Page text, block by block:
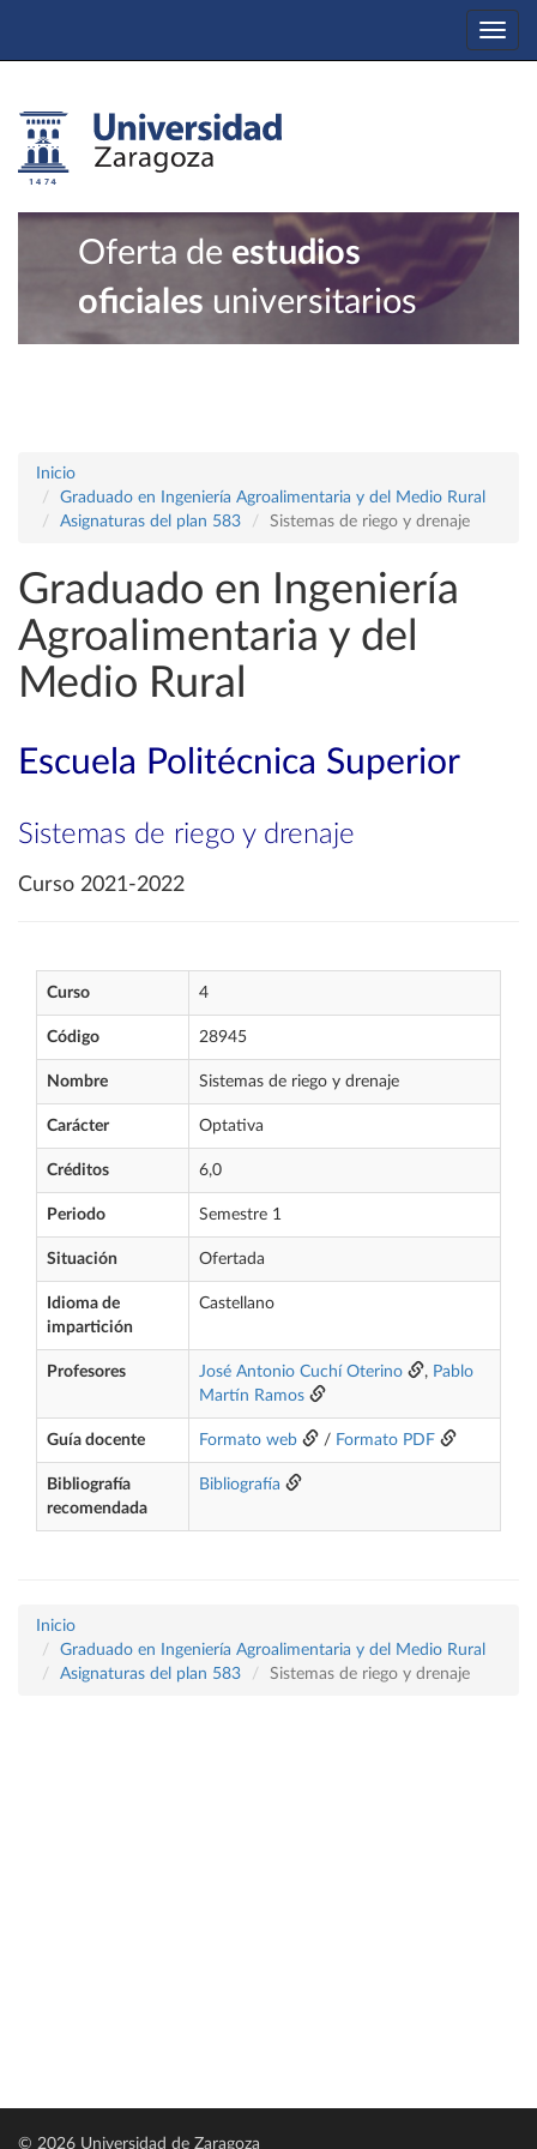
Oferta de estudios
oficiales universitarios
Inicio
Graduado en Ingeniería Agroalimentaria y del Medio Rural
Asignaturas del plan 583
Sistemas de riego y drenaje
Graduado en Ingeniería
Agroalimentaria y del
Medio Rural
Escuela Politécnica Superior
Sistemas de riego y drenaje
Curso 2021-2022
Curso 4
Código 28945
Nombre Sistemas de riego y drenaje
Carácter Optativa
Créditos 6,0
Periodo Semestre 1
Situación Ofertada
Idioma de
impartición
Castellano
Profesores José Antonio Cuchí Oterino , Pablo
Martín Ramos
Guía docente Formato web / Formato PDF
Bibliografía
recomendada
Bibliografía
Inicio
Graduado en Ingeniería Agroalimentaria y del Medio Rural
Asignaturas del plan 583
Sistemas de riego y drenaje
© 2026 Universidad de Zaragoza